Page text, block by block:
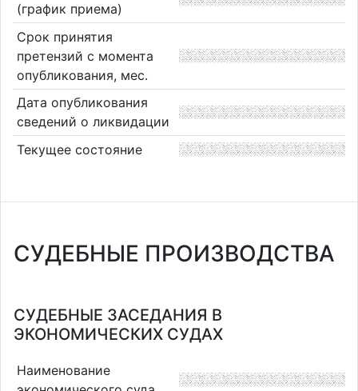
(график приема)
Срок принятия
претензий с момента
опубликования, мес.
Дата опубликования
сведений о ликвидации
Текущее состояние
СУДЕБНЫЕ ПРОИЗВОДСТВА
СУДЕБНЫЕ ЗАСЕДАНИЯ В
ЭКОНОМИЧЕСКИХ СУДАХ
Наименование